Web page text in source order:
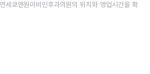
연세쿄앤원이비인후과의원의 위치와 영업시간을 확